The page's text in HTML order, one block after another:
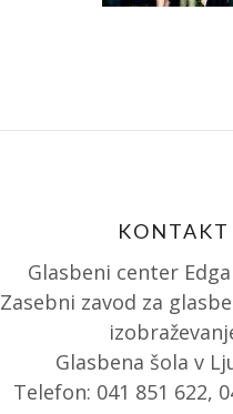
KONTAKT
Glasbeni center
Zasebni zavod za
Glasbena šola v
Telefon: 041 851 622,